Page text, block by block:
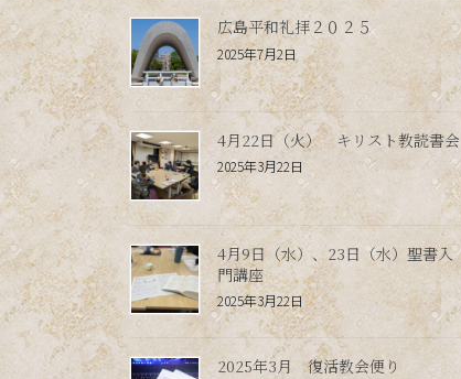
広島平和礼拝２０２５
2025年7月2日
4月22日（火） キリスト教読書会
2025年3月22日
4月9日（水）、23日（水）聖書入
門講座
2025年3月22日
2025年3月 復活教会便り